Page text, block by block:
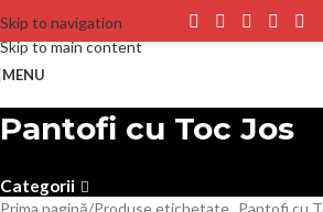
Skip to navigation
Skip to main content
MENU
Pantofi cu Toc Jos
Categorii
Prima pagină Produse etichetate „Pantofi cu